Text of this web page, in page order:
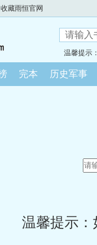
收藏雨恒官网
温馨提示
完本 历史军事
温馨提示：